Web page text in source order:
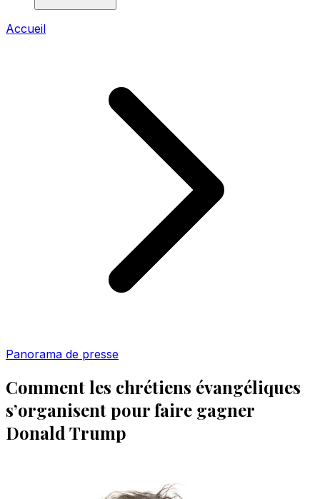
Accueil
Panorama de presse
Comment les chrétiens évangéliques
s’organisent pour faire gagner
Donald Trump